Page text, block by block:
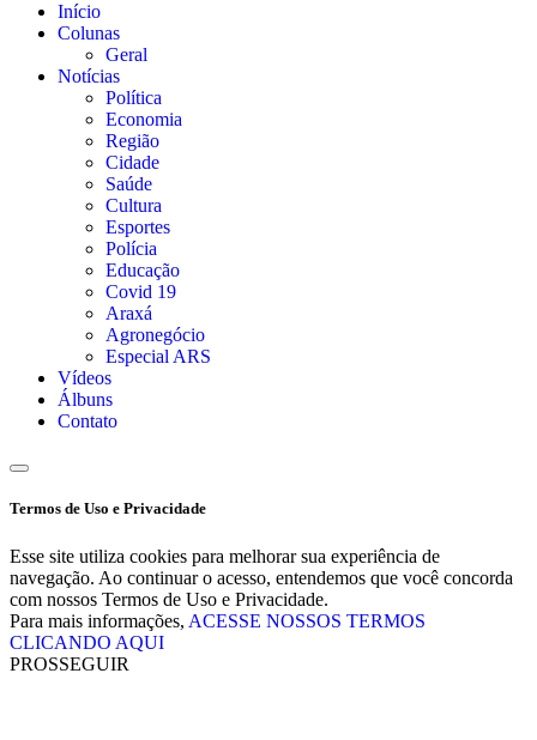
Início
Colunas
Geral
Notícias
Política
Economia
Região
Cidade
Saúde
Cultura
Esportes
Polícia
Educação
Covid 19
Araxá
Agronegócio
Especial ARS
Vídeos
Álbuns
Contato
Termos de Uso e Privacidade
Esse site utiliza cookies para melhorar sua experiência de
navegação. Ao continuar o acesso, entendemos que você concorda
com nossos Termos de Uso e Privacidade.
Para mais informações, ACESSE NOSSOS TERMOS
CLICANDO AQUI
PROSSEGUIR